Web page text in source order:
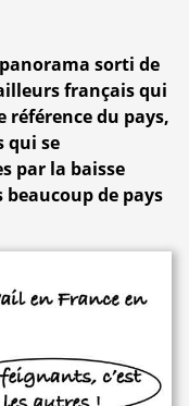
sorti de
français qui
référence du pays,
qui se
par la baisse
de pays